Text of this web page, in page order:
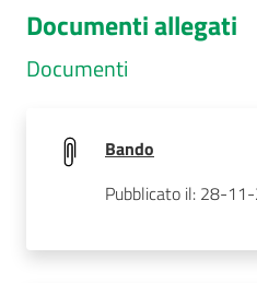
Documenti allegati
Documenti
Bando
Pubblicato il: 28-